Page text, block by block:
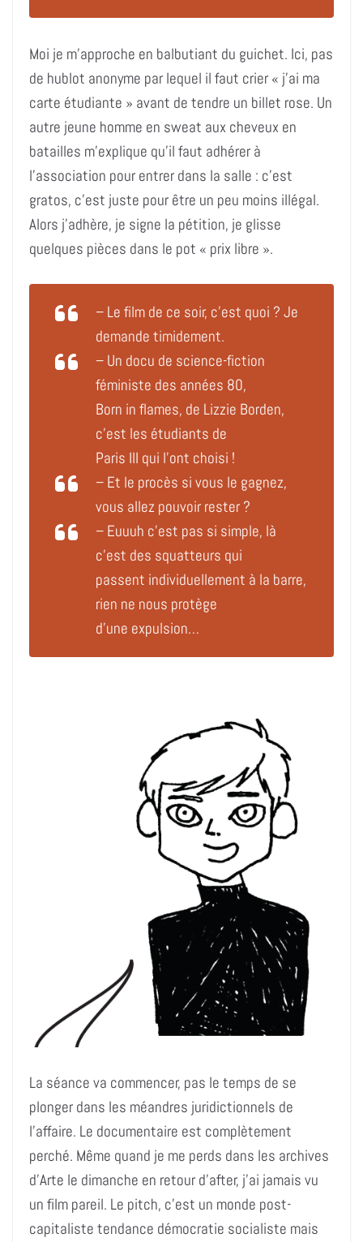
Moi je m’approche en balbutiant du guichet. Ici, pas
de hublot anonyme par lequel il faut crier « j’ai ma
carte étudiante » avant de tendre un billet rose. Un
autre jeune homme en sweat aux cheveux en
batailles m’explique qu’il faut adhérer à
l’association pour entrer dans la salle : c’est
gratos, c’est juste pour être un peu moins illégal.
Alors j’adhère, je signe la pétition, je glisse
quelques pièces dans le pot « prix libre ».
– Le film de ce soir, c’est quoi ? Je
demande timidement.
– Un docu de science-fiction
féministe des années 80,
Born in flames, de Lizzie Borden,
c’est les étudiants de
Paris III qui l’ont choisi !
– Et le procès si vous le gagnez,
vous allez pouvoir rester ?
– Euuuh c’est pas si simple, là
c’est des squatteurs qui
passent individuellement à la barre,
rien ne nous protège
d’une expulsion…
La séance va commencer, pas le temps de se
plonger dans les méandres juridictionnels de
l’affaire. Le documentaire est complètement
perché. Même quand je me perds dans les archives
d’Arte le dimanche en retour d’after, j’ai jamais vu
un film pareil. Le pitch, c’est un monde post-
capitaliste tendance démocratie socialiste mais